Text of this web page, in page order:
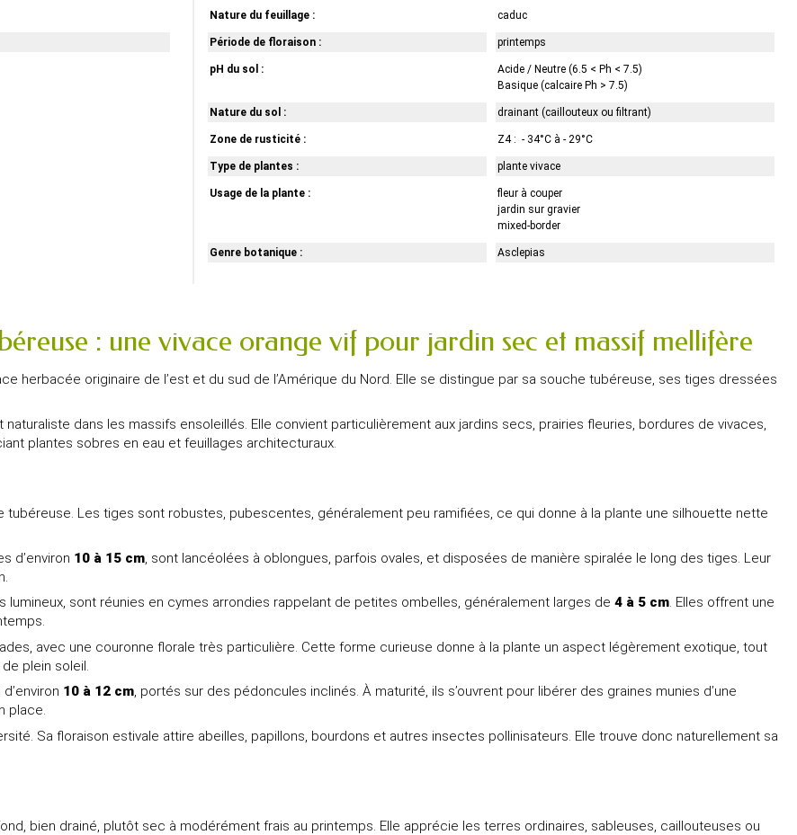
Nature du feuillage : caduc
Période de floraison : printemps
pH du sol :
Acide / Neutre (6.5 < Ph < 7.5)
Basique (calcaire Ph > 7.5)
Nature du sol : drainant (caillouteux ou filtrant)
Zone de rusticité : Z4 : - 34°C à - 29°C
Type de plantes : plante vivace
Usage de la plante :
fleur à couper
jardin sur gravier
mixed-border
Genre botanique : Asclepias
: une vivace orange vif pour jardin sec et massif mellifère
herbacée originaire de l’est et du sud de l’Amérique du Nord. Elle se distingue par sa souche tubéreuse, ses tiges dressées
dans les massifs ensoleillés. Elle convient particulièrement aux jardins secs, prairies fleuries, bordures de vivaces,
plantes sobres en eau et feuillages architecturaux.
tubéreuse. Les tiges sont robustes, pubescentes, généralement peu ramifiées, ce qui donne à la plante une silhouette nette
d’environ 10 à 15 cm, sont lancéolées à oblongues, parfois ovales, et disposées de manière spiralée le long des tiges. Leur
lumineux, sont réunies en cymes arrondies rappelant de petites ombelles, généralement larges de 4 à 5 cm. Elles offrent une
avec une couronne florale très particulière. Cette forme curieuse donne à la plante un aspect légèrement exotique, tout
plein soleil.
10 à 12 cm, portés sur des pédoncules inclinés. À maturité, ils s’ouvrent pour libérer des graines munies d’une
place.
Sa floraison estivale attire abeilles, papillons, bourdons et autres insectes pollinisateurs. Elle trouve donc naturellement sa
bien drainé, plutôt sec à modérément frais au printemps. Elle apprécie les terres ordinaires, sableuses, caillouteuses ou